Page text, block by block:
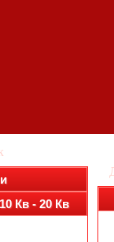
Кв - 20 Кв